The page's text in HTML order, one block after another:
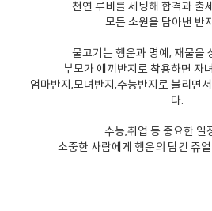
천연 루비를 세팅해 합격과 출
모든 소원을 담아낸 반
물고기는 행운과 명예, 재물을
부모가 애끼반지로 착용하면 자
엄마반지,모녀반지,수능반지로 불리면
다.
수능,취업 등 중요한 일
소중한 사람에게 행운의 담긴 쥬